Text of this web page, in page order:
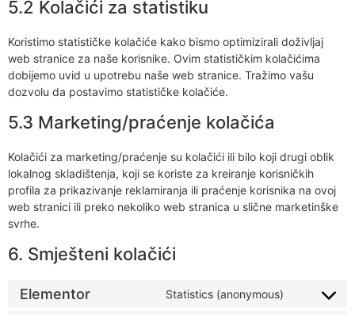
5.2 Kolačići za statistiku
Koristimo statističke kolačiće kako bismo optimizirali doživljaj
web stranice za naše korisnike. Ovim statističkim kolačićima
dobijemo uvid u upotrebu naše web stranice. Tražimo vašu
dozvolu da postavimo statističke kolačiće.
5.3 Marketing/praćenje kolačića
Kolačići za marketing/praćenje su kolačići ili bilo koji drugi oblik
lokalnog skladištenja, koji se koriste za kreiranje korisničkih
profila za prikazivanje reklamiranja ili praćenje korisnika na ovoj
web stranici ili preko nekoliko web stranica u slične marketinške
svrhe.
6. Smješteni kolačići
Elementor Statistics (anonymous)